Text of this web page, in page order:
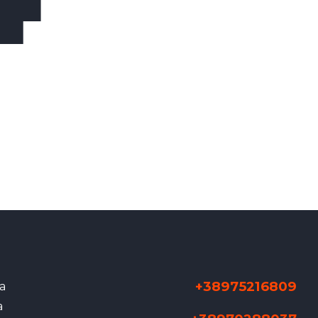
+38975216809